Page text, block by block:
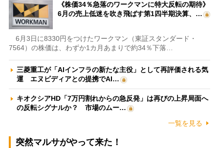
《株価34％急落のワークマンに特大反転の期待》
6月の売上低迷を吹き飛ばす第1四半期決算、…
6月3日に8330円をつけたワークマン（東証スタンダード・
7564）の株価は、わずか1カ月あまりで約34％下落…
三菱重工が「AIインフラの新たな主役」として再評価される気
運 エヌビディアとの提携でAI…
キオクシアHD「7万円割れからの急反発」は再びの上昇局面へ
の反転シグナルか？ 市場のムー…
一覧を見る
突然マルサがやって来た！